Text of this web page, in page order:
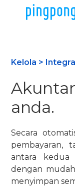
Kelola >
anda.
Secara
pembayaran,
antara kedua
dengan
menyimpan